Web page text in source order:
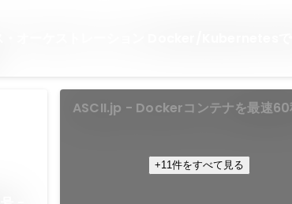
ASCII.jp - Dockerコンテナを最速60
+11件をすべて見る